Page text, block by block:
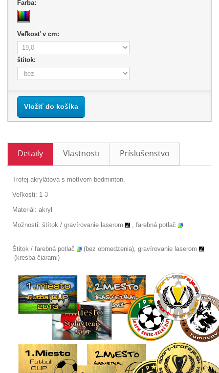
Farba:
Veľkosť v cm:
štítok:
Vložiť do košíka
Detaily Vlastnosti Príslušenstvo
Trofej akrylátová s motívom bedminton.
Veľkosti: 1-3
Materiál: akryl
Možnosti: štítok / gravírovanie laserom , farebná potlač
Štitok / farebná potlač
(bez obmedzenia), gravírovanie laserom
(kresba čiarami)